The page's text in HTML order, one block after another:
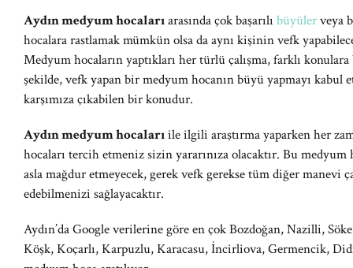
Aydın medyum hocalarıarasında çok başarılı büyülerveya
hocalara rastlamak mümkün olsa da aynı kişinin vefk
Medyum hocaların yaptıkları her türlü çalışma, farklı
şekilde, vefk yapan bir medyum hocanın büyü yapmayı kabul
karşımıza çıkabilen bir konudur.
Aydın medyum hocalarıile ilgili araştırma yaparken her
hocaları tercih etmeniz sizin yararınıza olacaktır. Bu
asla mağdur etmeyecek, gerek vefk gerekse tüm diğer manevi
edebilmenizi sağlayacaktır.
Aydın’da Google verilerine göre en çok Bozdoğan, Nazilli,
Köşk, Koçarlı, Karpuzlu, Karacasu, İncirliova, Germencik,